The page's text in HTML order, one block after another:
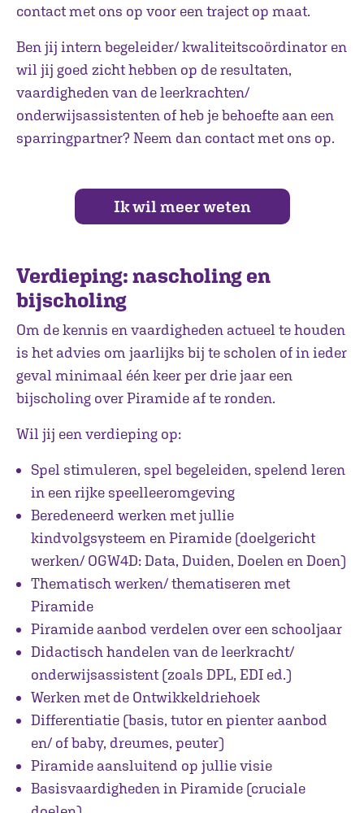
contact met ons op voor een traject op maat.
Ben jij intern begeleider/ kwaliteitscoördinator en
wil jij goed zicht hebben op de resultaten,
vaardigheden van de leerkrachten/
onderwijsassistenten of heb je behoefte aan een
sparringpartner? Neem dan contact met ons op.
Ik wil meer weten
Verdieping: nascholing en
bijscholing
Om de kennis en vaardigheden actueel te houden
is het advies om jaarlijks bij te scholen of in ieder
geval minimaal één keer per drie jaar een
bijscholing over Piramide af te ronden.
Wil jij een verdieping op:
Spel stimuleren, spel begeleiden, spelend leren
in een rijke speelleeromgeving
Beredeneerd werken met jullie
kindvolgsysteem en Piramide (doelgericht
werken/ OGW4D: Data, Duiden, Doelen en Doen)
Thematisch werken/ thematiseren met
Piramide
Piramide aanbod verdelen over een schooljaar
Didactisch handelen van de leerkracht/
onderwijsassistent (zoals DPL, EDI ed.)
Werken met de Ontwikkeldriehoek
Differentiatie (basis, tutor en pienter aanbod
en/ of baby, dreumes, peuter)
Piramide aansluitend op jullie visie
Basisvaardigheden in Piramide (cruciale